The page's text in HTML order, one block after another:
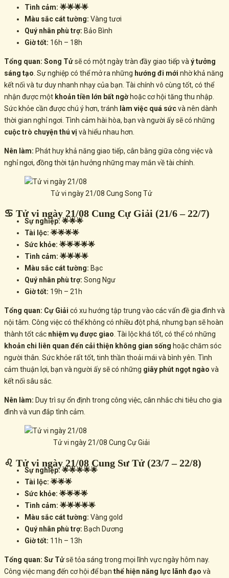
Tình cảm: 🌟🌟🌟🌟
Màu sắc cát tường: Vàng tươi
Quý nhân phù trợ: Bảo Bình
Giờ tốt: 16h – 18h
Tổng quan: Song Tửsẽ có một ngày tràn đầy giao tiếp và ý tưởng
sáng tạo . Sự nghiệp có thể mở ra những hướng đi mới nhờ khả năng
kết nối và tư duy nhanh nhạy của bạn. Tài chính vô cùng tốt, có thể
nhận được một khoản tiền lớn bất ngờhoặc cơ hội tăng thu nhập.
Sức khỏe cần được chú ý hơn, tránh làm việc quá sứcvà nên dành
thời gian nghỉ ngơi. Tình cảm hài hòa, bạn và người ấy sẽ có những
cuộc trò chuyện thú vị và hiểu nhau hơn.
Nên làm: Phát huy khả năng giao tiếp, cân bằng giữa công việc và
nghỉ ngơi, đồng thời tận hưởng những may mắn về tài chính.
Tử vi ngày 21/08 Cung Song Tử
♋ Tử vi ngày 21/08 Cung Cự Giải (21/6 – 22/7)
Sự nghiệp: 🌟🌟🌟
Tài lộc: 🌟🌟🌟🌟
Sức khỏe: 🌟🌟🌟🌟🌟
Tình cảm: 🌟🌟🌟🌟
Màu sắc cát tường: Bạc
Quý nhân phù trợ: Song Ngư
Giờ tốt: 19h – 21h
Tổng quan: Cự Giải có xu hướng tập trung vào các vấn đề gia đình và
nội tâm. Công việc có thể không có nhiều đột phá, nhưng bạn sẽ hoàn
thành tốt các nhiệm vụ được giao . Tài lộc khá tốt, có thể có những
khoản chi liên quan đến cải thiện không gian sống hoặc chăm sóc
người thân. Sức khỏe rất tốt, tinh thần thoải mái và bình yên. Tình
cảm thuận lợi, bạn và người ấy sẽ có những giây phút ngọt ngào và
kết nối sâu sắc.
Nên làm: Duy trì sự ổn định trong công việc, cân nhắc chi tiêu cho gia
đình và vun đắp tình cảm.
Tử vi ngày 21/08 Cung Cự Giải
♌ Tử vi ngày 21/08 Cung Sư Tử (23/7 – 22/8)
Sự nghiệp: 🌟🌟🌟🌟🌟
Tài lộc: 🌟🌟🌟
Sức khỏe: 🌟🌟🌟🌟
Tình cảm: 🌟🌟🌟🌟🌟
Màu sắc cát tường: Vàng gold
Quý nhân phù trợ: Bạch Dương
Giờ tốt: 11h – 13h
Tổng quan: Sư Tửsẽ tỏa sáng trong mọi lĩnh vực ngày hôm nay.
Công việc mang đến cơ hội để bạn thể hiện năng lực lãnh đạo và